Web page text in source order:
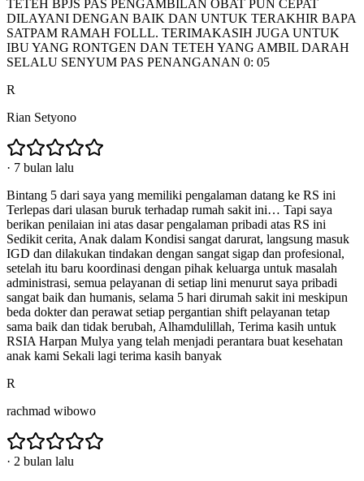
TETEH BPJS PAS PENGAMBILAN OBAT PUN CEPAT
DILAYANI DENGAN BAIK DAN UNTUK TERAKHIR BAPA
SATPAM RAMAH FOLLL. TERIMAKASIH JUGA UNTUK
IBU YANG RONTGEN DAN TETEH YANG AMBIL DARAH
SELALU SENYUM PAS PENANGANAN 0: 05
R
Rian Setyono
· 7 bulan lalu
Bintang 5 dari saya yang memiliki pengalaman datang ke RS ini
Terlepas dari ulasan buruk terhadap rumah sakit ini… Tapi saya
berikan penilaian ini atas dasar pengalaman pribadi atas RS ini
Sedikit cerita, Anak dalam Kondisi sangat darurat, langsung masuk
IGD dan dilakukan tindakan dengan sangat sigap dan profesional,
setelah itu baru koordinasi dengan pihak keluarga untuk masalah
administrasi, semua pelayanan di setiap lini menurut saya pribadi
sangat baik dan humanis, selama 5 hari dirumah sakit ini meskipun
beda dokter dan perawat setiap pergantian shift pelayanan tetap
sama baik dan tidak berubah, Alhamdulillah, Terima kasih untuk
RSIA Harpan Mulya yang telah menjadi perantara buat kesehatan
anak kami Sekali lagi terima kasih banyak
R
rachmad wibowo
· 2 bulan lalu